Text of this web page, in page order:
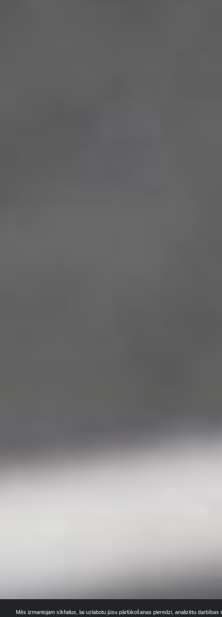
Mēs izmantojam sīkfailus, lai uzlabotu jūsu pārlūkošanas pieredzi, analizētu